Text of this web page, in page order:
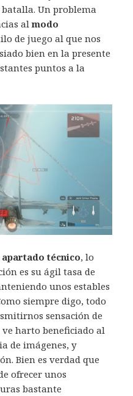
Un problema
almodo
de juego al que nos
bien en la presente
puntos a la
técnico, lo
es su ágil tasa de
unos estables
siempre digo, todo
sensación de
harto beneficiado al
de imágenes, y
Bien es verdad que
ofrecer unos
bastante